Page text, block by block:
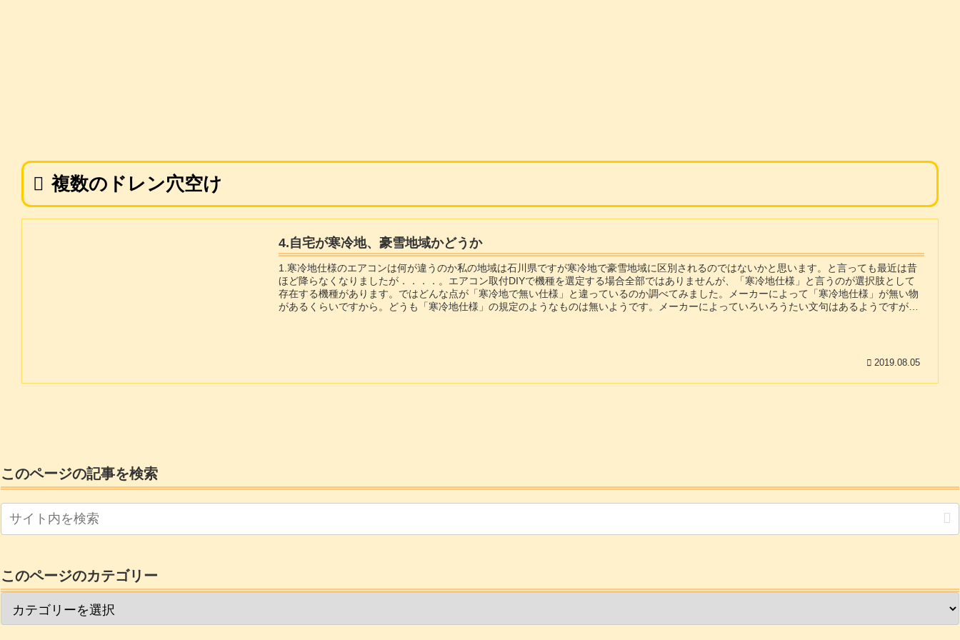
複数のドレン穴空け
4.自宅が寒冷地、豪雪地域かどうか
1.寒冷地仕様のエアコンは何が違うのか私の地域は石川県ですが寒冷地で豪雪地域に区別されるのではないかと思います。と言っても最近は昔
ほど降らなくなりましたが．．．．。エアコン取付DIYで機種を選定する場合全部ではありませんが、「寒冷地仕様」と言うのが選択肢として
存在する機種があります。ではどんな点が「寒冷地で無い仕様」と違っているのか調べてみました。メーカーによって「寒冷地仕様」が無い物
があるくらいですから。どうも「寒冷地仕様」の規定のようなものは無いようです。メーカーによっていろいろうたい文句はあるようですが、
2019.08.05
このページの記事を検索
このページのカテゴリー